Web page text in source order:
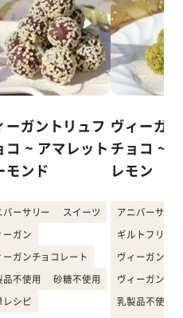
ーガントリュフ
コ ~ アマレット
モンド
バーサリー スイーツ
ーガン
ーガンチョコレート
品不使用 砂糖不使用
レシピ
ヴィーガ
チョコ ~
レモン
アニバーサリー
ギルトフリー
ヴィーガン
ヴィーガンチ
乳製品不使用